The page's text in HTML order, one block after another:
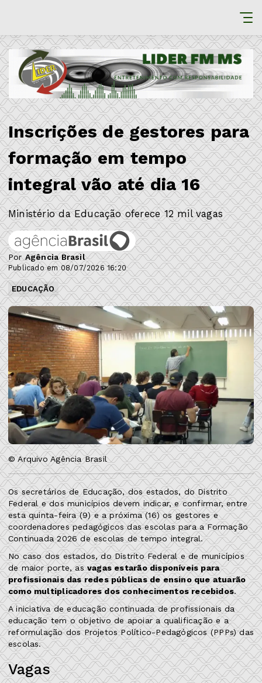
Inscrições de gestores para
formação em tempo
integral vão até dia 16
Ministério da Educação oferece 12 mil vagas
PorAgência Brasil
Publicado em 08/07/2026 16:20
EDUCAÇÃO
© Arquivo Agência Brasil
Os secretários de Educação, dos estados, do Distrito
Federal e dos municípios devem indicar, e confirmar, entre
esta quinta-feira (9) e a próxima (16) os gestores e
coordenadores pedagógicos das escolas para a Formação
Continuada 2026 de escolas de tempo integral.
No caso dos estados, do Distrito Federal e de municípios
de maior porte, asvagas estarão disponíveis para
profissionais das redes públicas de ensino que atuarão
como multiplicadores dos conhecimentos recebidos.
A iniciativa de educação continuada de profissionais da
educação tem o objetivo de apoiar a qualificação e a
reformulação dos Projetos Político-Pedagógicos (PPPs) das
escolas.
Vagas